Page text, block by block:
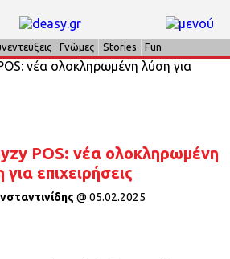
Γνώμες Stories Fun
POS: νέα ολοκληρωμένη
για επιχειρήσεις
@ 05.02.2025